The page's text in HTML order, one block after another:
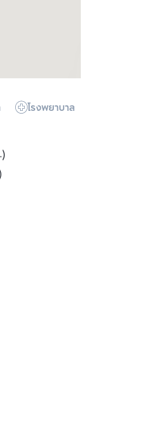
โรงพยาบาล